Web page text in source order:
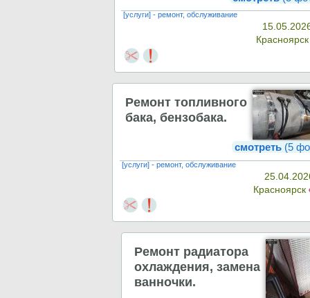
[услуги] - ремонт, обслуживание
Ремонт топливного
бака, бензобака.
смотреть(5
[услуги] - ремонт, обслуживание
Красноярск
Ремонт радиатора
охлаждения, замена
ванночки.